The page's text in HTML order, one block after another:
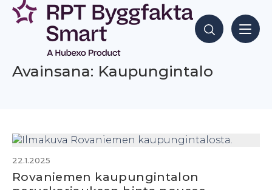
Siirry
sisältöön
Hae sisältöjä
Avainsana: Kaupungintalo
22.1.2025
Rovaniemen kaupungintalon